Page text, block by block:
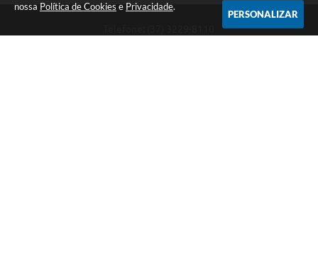
nossa Política de Cookies e Privacidade.
PERSONALIZAR